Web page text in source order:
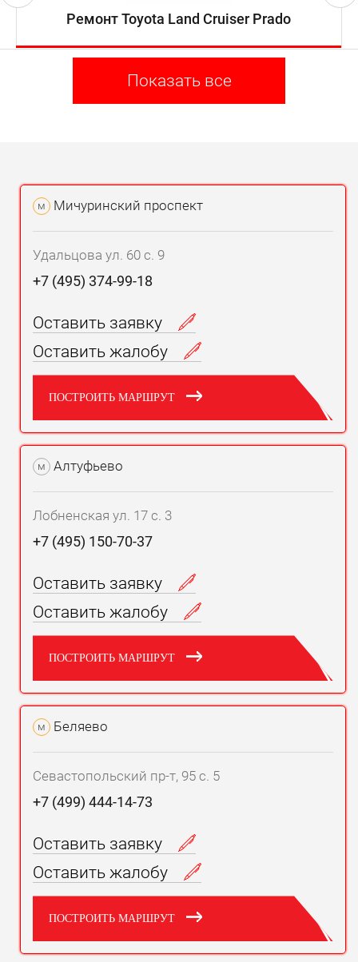
Ремонт Toyota Land Cruiser Prado
Показать все
м Мичуринский проспект
Удальцова ул. 60 с. 9
+7 (495) 374-99-18
Оставить заявку
Оставить жалобу
ПОСТРОИТЬ МАРШРУТ
м Алтуфьево
Лобненская ул. 17 с. 3
+7 (495) 150-70-37
Оставить заявку
Оставить жалобу
ПОСТРОИТЬ МАРШРУТ
м Беляево
Севастопольский пр-т, 95 с. 5
+7 (499) 444-14-73
Оставить заявку
Оставить жалобу
ПОСТРОИТЬ МАРШРУТ